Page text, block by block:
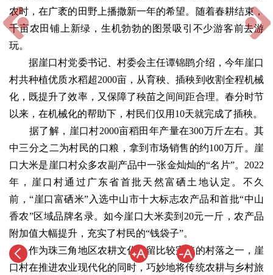
农时，在广袤的田野上播撒新一年的希望。随着春耕结束，
千亩农田铺上新绿，生机勃勃的图景吸引不少游客前去游
玩。
据崖口村党委书记、村委会主任谭锦鹍介绍，今年崖口
村共种植优质水稻超2000亩，从育秧、插秧到收割全程机械
化，既提升了效率，又保障了秧苗之间间距合理。春分时节
以来，在机械化的帮助下，村民们仅用10天就完成了插秧。
据了解，崖口村2000亩稻田年产量在300万斤左右。其
中三分之二为村民的口粮，拿到市场销售的约100万斤。崖
口大米是崖口村众多农副产品中一张金灿灿的“名片”。2022
年，崖口村通过广东省首批天然富硒土地认定。不久
前，“崖口富硒米”入选中山市十大标志农产品和首批“中山
香农”区域品牌名录。如今崖口大米卖到20元一斤，农产品
附加值大幅提升，充实了村民的“钱袋子”。
作为珠三角地区农耕文化保留比较完整的村落之一，崖
口村在推进农业现代化的同时，巧妙地将传统农耕与乡村旅